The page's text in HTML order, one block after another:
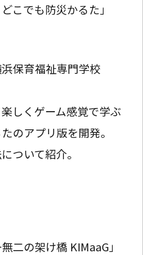
こでも防災かるた」
保育福祉専門学校
しくゲーム感覚で学ぶ
のアプリ版を開発。
ついて紹介。
二の架け橋 KIMaaG」